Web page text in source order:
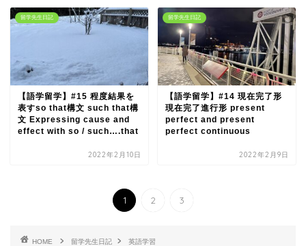
留学先生日記
【語学留学】#15 程度結果を
表すso that構文 such that構
文 Expressing cause and
effect with so / such….that
2022年2月10日
留学先生日記
【語学留学】#14 現在完了形
現在完了進行形 present
perfect and present
perfect continuous
2022年2月9日
1 2 3
HOME 留学先生日記 英語学習